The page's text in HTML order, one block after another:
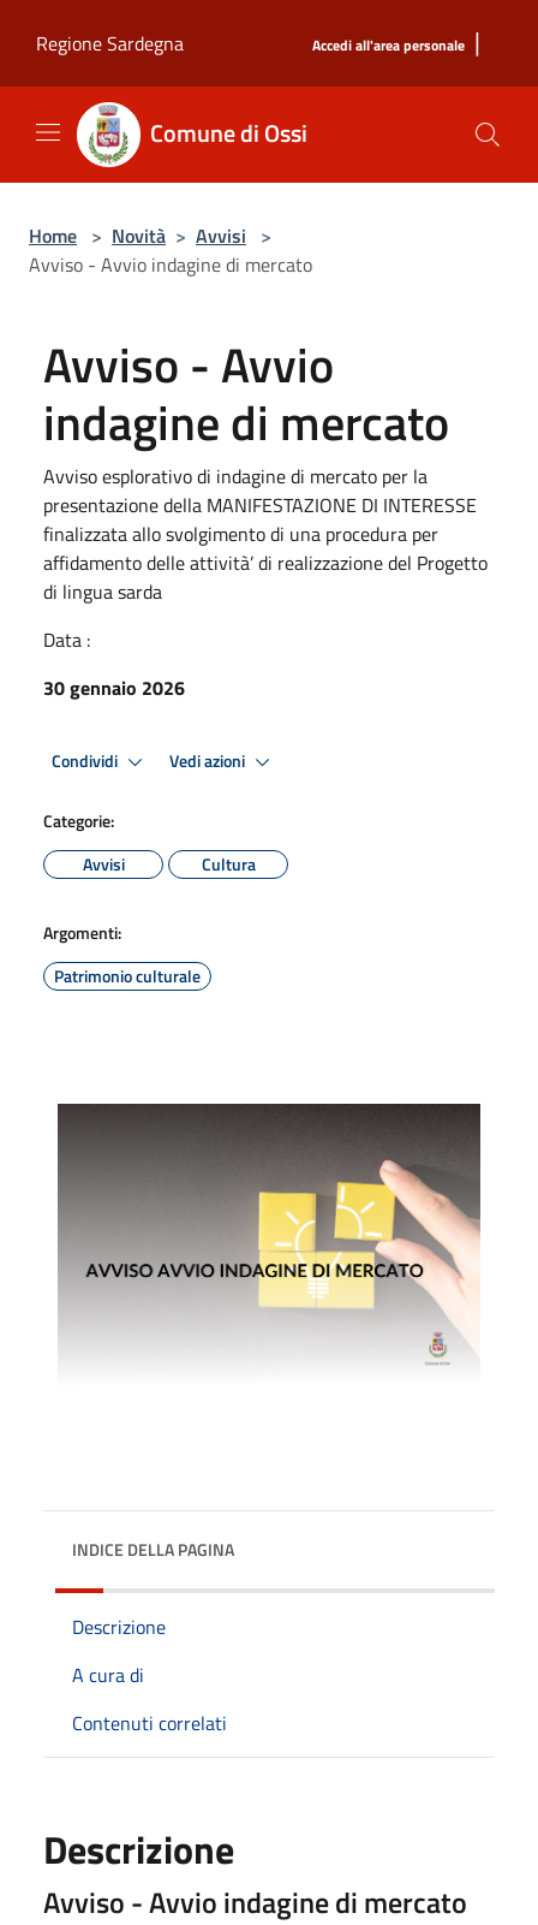
Regione Sardegna
Accedi all'area personale |
Comune di Ossi
Home > Novità > Avvisi >
Avviso - Avvio indagine di mercato
Avviso - Avvio
indagine di mercato
Avviso esplorativo di indagine di mercato per la
presentazione della MANIFESTAZIONE DI INTERESSE
finalizzata allo svolgimento di una procedura per
affidamento delle attività’ di realizzazione del Progetto
di lingua sarda
Data :
30 gennaio 2026
Condividi Vedi azioni
Categorie:
Avvisi
Cultura
Argomenti:
Patrimonio culturale
INDICE DELLA PAGINA
Descrizione
A cura di
Contenuti correlati
Descrizione
Avviso - Avvio indagine di mercato